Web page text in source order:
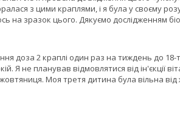
з цими краплями, і я була у своєму
на зразок цього. Дякуємо дослідженням
доза 2 краплі один раз на тиждень до 18-
не планував відмовлятися від ін'єкції
Моя третя дитина була вільна від